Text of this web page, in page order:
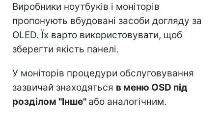
Виробники ноутбуків і моніторів
пропонують вбудовані засоби догляду за
OLED. Їх варто використовувати, щоб
зберегти якість панелі.
У моніторів процедури обслуговування
зазвичай знаходяться в меню OSD під
розділом "Інше" або аналогічним.